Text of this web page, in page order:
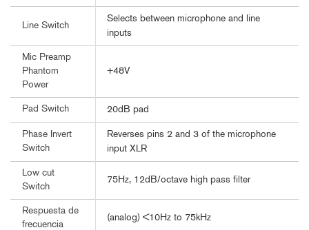
Line Switch
Selects between microphone and line
inputs
Mic Preamp
Phantom
Power
+48V
Pad Switch 20dB pad
Phase Invert
Switch
Reverses pins 2 and 3 of the microphone
input XLR
Low cut
Switch
75Hz, 12dB/octave high pass filter
Respuesta de
frecuencia
(analog) <10Hz to 75kHz